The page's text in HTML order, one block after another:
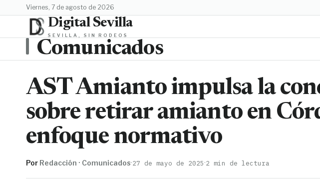
viernes, 7 de agosto de 2026
Digital Sevilla
SEVILLA, SIN RODEOS
Comunicados
AST Amianto impulsa la
sobre retirar amianto en
enfoque normativo
Por Redacción · Comunicados·27 de mayo de 2025·2 min de lectura